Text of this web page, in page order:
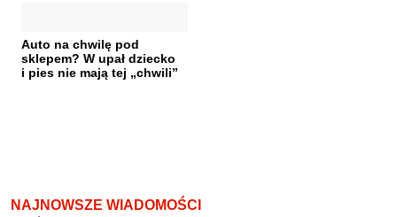
Auto na chwilę pod
sklepem? W upał dziecko
i pies nie mają tej „chwili”
NAJNOWSZE WIADOMOŚCI